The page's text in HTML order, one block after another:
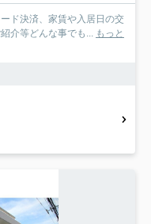
ド決済、家賃や入居日の交
介等どんな事でも...
もっと